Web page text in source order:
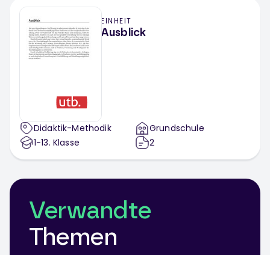
EINHEIT
Ausblick
Didaktik-Methodik
1-13. Klasse
Grundschule
2
Verwandte
Themen